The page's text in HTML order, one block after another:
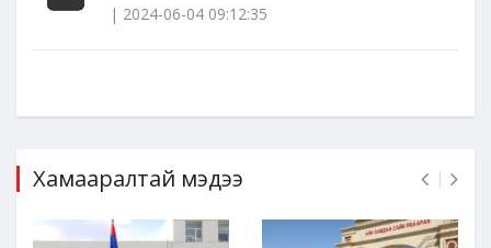
| 2024-06-04 09:12:35
Хамааралтай мэдээ